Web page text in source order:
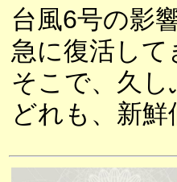
台風6号の影
急に復活して
そこで、久
どれも、新鮮